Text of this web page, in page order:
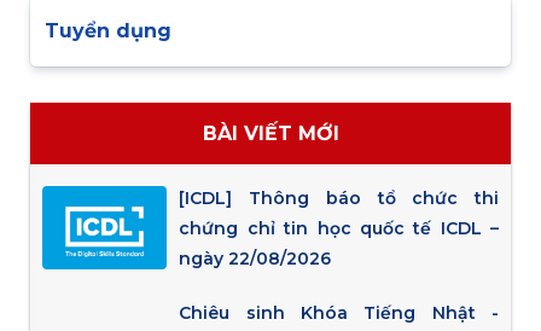
Tuyển dụng
BÀI VIẾT MỚI
[ICDL] Thông báo tổ chức thi
chứng chỉ tin học quốc tế ICDL –
ngày 22/08/2026
Chiêu sinh Khóa Tiếng Nhật -